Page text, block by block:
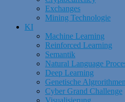
Exchanges
Mining Technologie
KI
Machine Learning
Reinforced Learning
Semantik
Natural Language
Deep Learning
Genetische Algrorithmen
Cyber Grand Challenge
Visualisierung